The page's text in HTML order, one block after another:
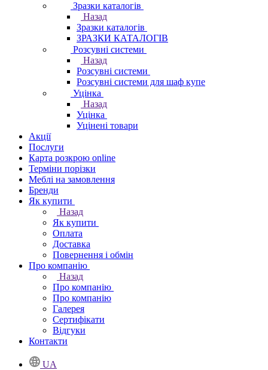
Зразки каталогів
Назад
Зразки каталогів
ЗРАЗКИ КАТАЛОГІВ
Розсувні системи
Назад
Розсувні системи
Розсувні системи для шаф купе
Уцінка
Назад
Уцінка
Уцінені товари
Акції
Послуги
Карта розкрою online
Терміни порізки
Меблі на замовлення
Бренди
Як купити
Назад
Як купити
Оплата
Доставка
Повернення і обмін
Про компанію
Назад
Про компанію
Про компанію
Галерея
Сертифікати
Відгуки
Контакти
UA